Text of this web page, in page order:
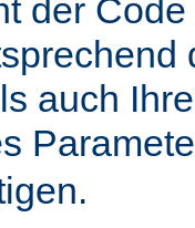
der
auch